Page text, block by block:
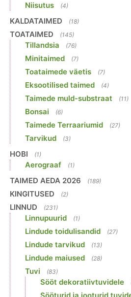
Niisutus (4)
KALDATAIMED (18)
TOATAIMED (145)
Tillandsia (76)
Minitaimed (7)
Toataimede väetis (7)
Eksootilised taimed (4)
Taimede muld-substraat (11)
Bonsai (6)
Taimede Terraariumid (27)
Tarvikud (3)
HOBI (1)
Aerograaf (1)
TAIMED AEDA 2026 (189)
KINGITUSED (2)
LINNUD (231)
Linnupuurid (1)
Lindude toidulisandid (27)
Lindude tarvikud (13)
Lindude maiused (28)
Tuvi (83)
Sööt dekoratiivtuvidele